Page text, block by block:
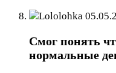
Lololohka
Смог понять
нормальные